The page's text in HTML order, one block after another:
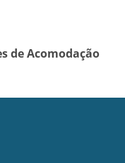
de Acomodação